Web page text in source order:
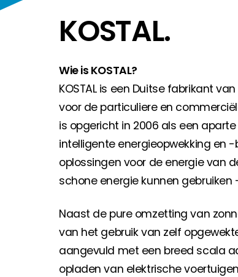
Als u op zoek bent naar belangrijke
KOSTAL.
Wie is KOSTAL?
KOSTAL is een Duitse fabrikant
voor de particuliere en
is opgericht in 2006 als een
intelligente energieopwekking en
oplossingen voor de energie van
schone energie kunnen
Naast de pure omzetting van
van het gebruik van zelf
aangevuld met een breed scala
opladen van elektrische